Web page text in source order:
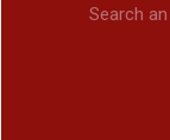
Search